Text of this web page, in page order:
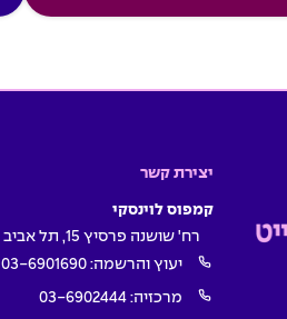
יצירת קשר
קמפוס לוינסקי
רח' שושנה פרסיץ 15, תל אביב
יעוץ והרשמה: 03-6901690
מרכזיה: 03-6902444